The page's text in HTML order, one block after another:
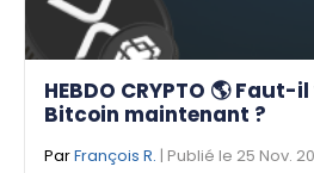
HEBDO CRYPTO 🌎
Bitcoin maintenant ?
ParFrançois R. | Publié le 25 Nov.